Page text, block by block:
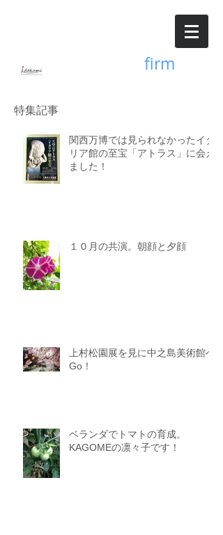
firm
特集記事
関西万博では見られなかったイタ
リア館の至宝「アトラス」に会え
ました！
１０月の共演。朝顔と夕顔
上村松園展を見に中之島美術館へ
Go！
ベランダでトマトの育成。
KAGOMEの凛々子です！